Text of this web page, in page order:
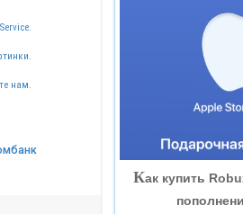
нам.
«СМП БАНК»
«БАНК
Как купить